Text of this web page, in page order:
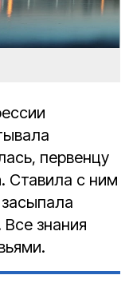
первенцу
. Ставила с ним
знания